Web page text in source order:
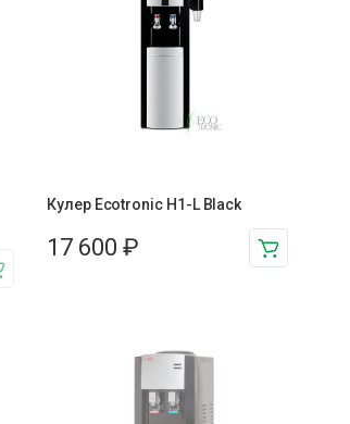
Кулер Ecotronic H1-L Black
17 600 ₽